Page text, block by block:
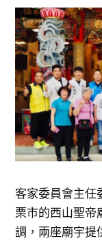
客家委員會主任
栗市的西山聖帝
調，兩座廟宇提